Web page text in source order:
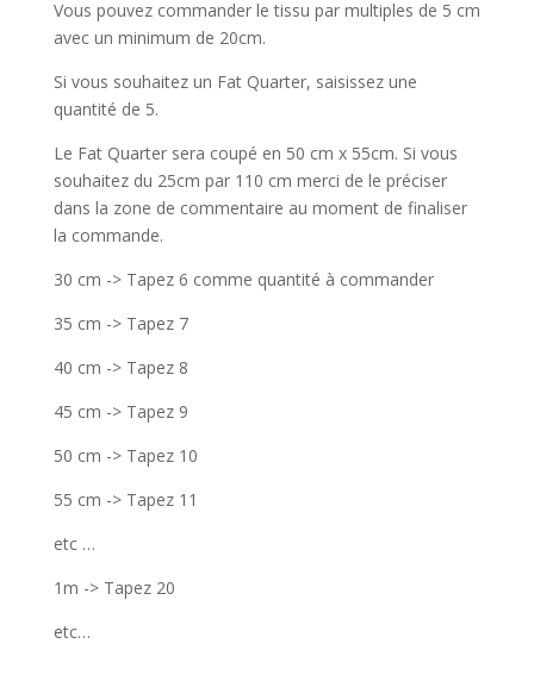
Vous pouvez commander le tissu par multiples de 5 cm
avec un minimum de 20cm.
Si vous souhaitez un Fat Quarter, saisissez une
quantité de 5.
Le Fat Quarter sera coupé en 50 cm x 55cm. Si vous
souhaitez du 25cm par 110 cm merci de le préciser
dans la zone de commentaire au moment de finaliser
la commande.
30 cm -> Tapez 6 comme quantité à commander
35 cm -> Tapez 7
40 cm -> Tapez 8
45 cm -> Tapez 9
50 cm -> Tapez 10
55 cm -> Tapez 11
etc …
1m -> Tapez 20
etc…